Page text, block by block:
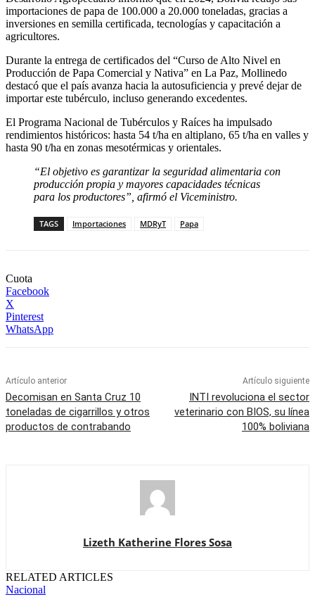
importaciones de papa de 100.000 a 20.000 toneladas, gracias a
inversiones en semilla certificada, tecnologías y capacitación a
agricultores.
Durante la entrega de certificados del “Curso de Alto Nivel en
Producción de Papa Comercial y Nativa” en La Paz, Mollinedo
destacó que el país avanza hacia la autosuficiencia y prevé dejar de
importar este tubérculo, incluso generando excedentes.
El Programa Nacional de Tubérculos y Raíces ha impulsado
rendimientos históricos: hasta 54 t/ha en altiplano, 65 t/ha en valles y
hasta 90 t/ha en zonas mesotérmicas y orientales.
“El objetivo es garantizar la seguridad alimentaria con
producción propia y mayores capacidades técnicas
para los productores”, afirmó el Viceministro.
TAGS Importaciones MDRyT Papa
Cuota
Facebook
X
Pinterest
WhatsApp
Artículo anterior
Decomisan en Santa Cruz 10
toneladas de cigarrillos y otros
productos de contrabando
Artículo siguiente
INTI revoluciona el sector
veterinario con BIOS, su línea
100% boliviana
Lizeth Katherine Flores Sosa
RELATED ARTICLES
Nacional